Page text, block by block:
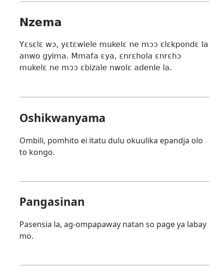
Nzema
Yɛsɛlɛ wɔ, yɛtɛwiele mukelɛ ne mɔɔ ɛlɛkpondɛ la
anwo gyima. Mmafa ɛya, ɛnrɛhola ɛnrɛhɔ
mukelɛ ne mɔɔ ɛbizale nwolɛ adenle la.
Oshikwanyama
Ombili, pomhito ei itatu dulu okuulika epandja olo
to kongo.
Pangasinan
Pasensia la, ag-ompapaway natan so page ya labay
mo.